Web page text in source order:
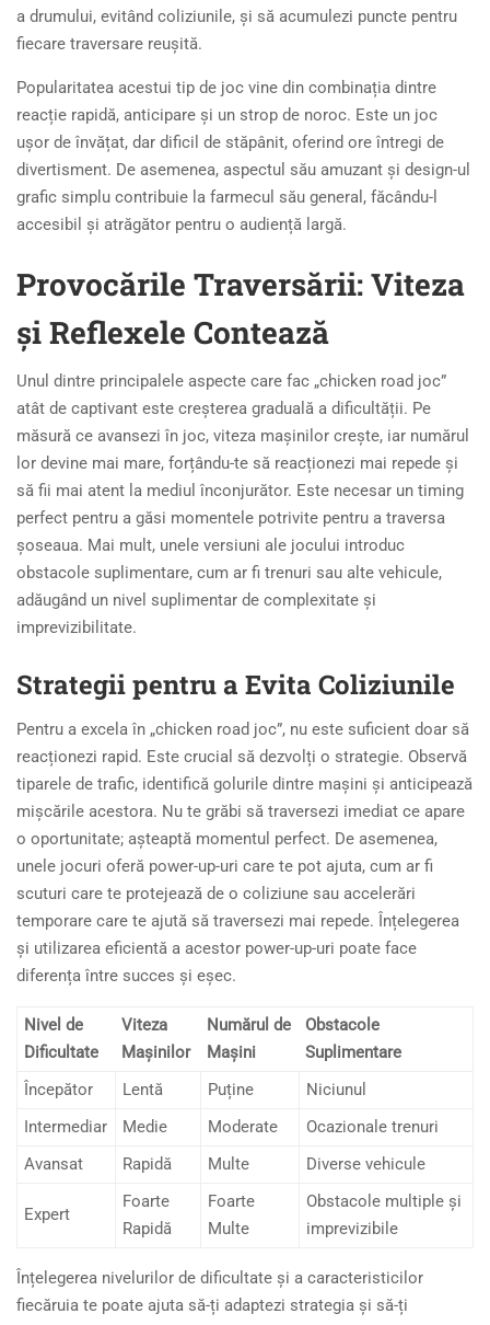
a drumului, evitând coliziunile, și să acumulezi puncte pentru
fiecare traversare reușită.
Popularitatea acestui tip de joc vine din combinația dintre
reacție rapidă, anticipare și un strop de noroc. Este un joc
ușor de învățat, dar dificil de stăpânit, oferind ore întregi de
divertisment. De asemenea, aspectul său amuzant și design-ul
grafic simplu contribuie la farmecul său general, făcându-l
accesibil și atrăgător pentru o audiență largă.
Provocările Traversării: Viteza
și Reflexele Contează
Unul dintre principalele aspecte care fac „chicken road joc”
atât de captivant este creșterea graduală a dificultății. Pe
măsură ce avansezi în joc, viteza mașinilor crește, iar numărul
lor devine mai mare, forțându-te să reacționezi mai repede și
să fii mai atent la mediul înconjurător. Este necesar un timing
perfect pentru a găsi momentele potrivite pentru a traversa
șoseaua. Mai mult, unele versiuni ale jocului introduc
obstacole suplimentare, cum ar fi trenuri sau alte vehicule,
adăugând un nivel suplimentar de complexitate și
imprevizibilitate.
Strategii pentru a Evita Coliziunile
Pentru a excela în „chicken road joc”, nu este suficient doar să
reacționezi rapid. Este crucial să dezvolți o strategie. Observă
tiparele de trafic, identifică golurile dintre mașini și anticipează
mișcările acestora. Nu te grăbi să traversezi imediat ce apare
o oportunitate; așteaptă momentul perfect. De asemenea,
unele jocuri oferă power-up-uri care te pot ajuta, cum ar fi
scuturi care te protejează de o coliziune sau accelerări
temporare care te ajută să traversezi mai repede. Înțelegerea
și utilizarea eficientă a acestor power-up-uri poate face
diferența între succes și eșec.
Nivel de
Dificultate
Viteza
Mașinilor
Numărul de
Mașini
Obstacole
Suplimentare
Începător
Lentă Puține
Niciunul
Intermediar
Medie Moderate
Ocazionale trenuri
Avansat
Rapidă Multe Diverse vehicule
Expert
Foarte
Rapidă
Foarte
Multe
Obstacole multiple și
imprevizibile
Înțelegerea nivelurilor de dificultate și a caracteristicilor
fiecăruia te poate ajuta să-ți adaptezi strategia și să-ți